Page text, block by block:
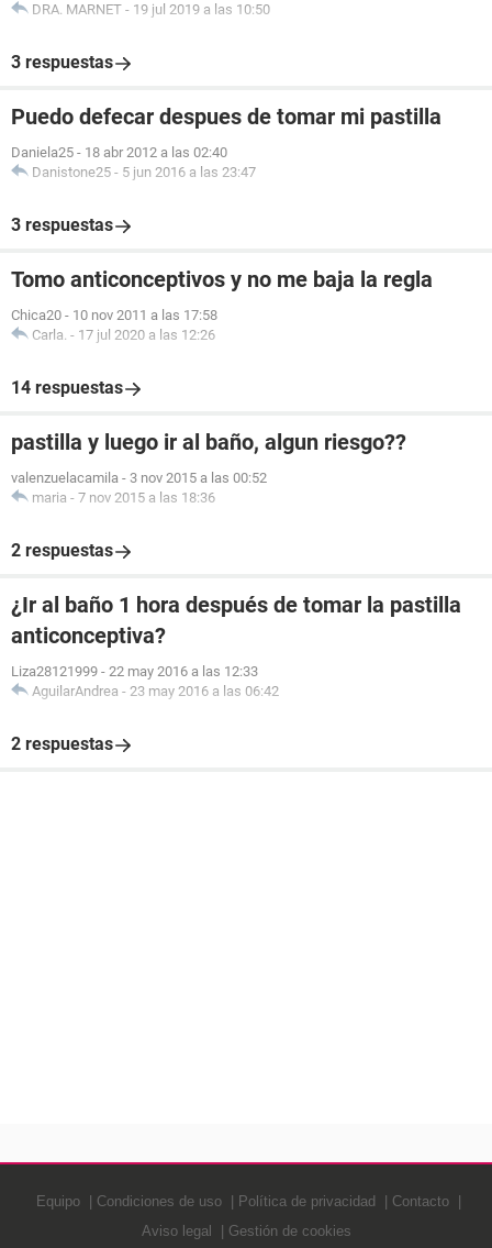
DRA. MARNET - 19 jul 2019 a las 10:50
3 respuestas
Puedo defecar despues de tomar mi pastilla
Daniela25 - 18 abr 2012 a las 02:40
Danistone25 - 5 jun 2016 a las 23:47
3 respuestas
Tomo anticonceptivos y no me baja la regla
Chica20 - 10 nov 2011 a las 17:58
Carla. - 17 jul 2020 a las 12:26
14 respuestas
pastilla y luego ir al baño, algun riesgo??
valenzuelacamila - 3 nov 2015 a las 00:52
maria - 7 nov 2015 a las 18:36
2 respuestas
¿Ir al baño 1 hora después de tomar la pastilla
anticonceptiva?
Liza28121999 - 22 may 2016 a las 12:33
AguilarAndrea - 23 may 2016 a las 06:42
2 respuestas
Equipo Condiciones de uso Política de privacidad
Contacto
Aviso legal
Gestión de cookies